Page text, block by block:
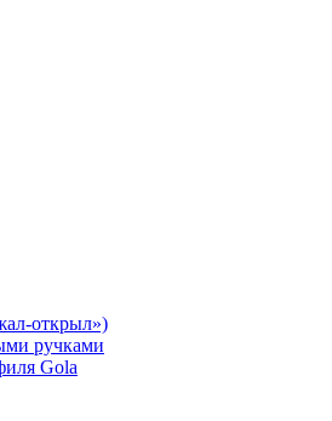
открыл»)
ручками
Gola